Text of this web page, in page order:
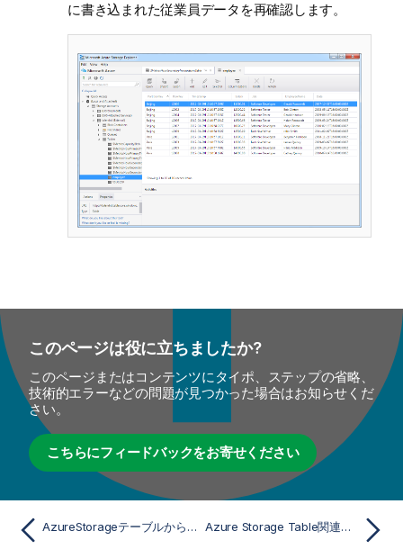
に書き込まれた従業員データを再確認します。
このページは役に立ちましたか?
このページまたはコンテンツにタイポ、ステップの省略、
技術的エラーなどの問題が見つかった場合はお知らせくだ
さい。
こちらにフィードバックをお寄せください
AzureStorageテーブルからデータを取得する Azure Storage Table関連項目